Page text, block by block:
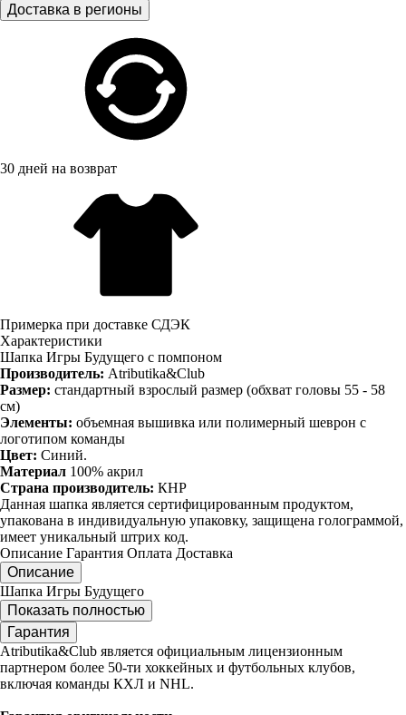
Доставка в регионы
30 дней на возврат
Примерка при доставке СДЭК
Характеристики
Шапка Игры Будущего с помпоном
Производитель: Atributika&Club
Размер: стандартный взрослый размер (обхват головы 55 - 58
см)
Элементы: объемная вышивка или полимерный шеврон с
логотипом команды
Цвет: Синий.
Материал 100% акрил
Страна производитель: КНР
Данная шапка является сертифицированным продуктом,
упакована в индивидуальную упаковку, защищена голограммой,
имеет уникальный штрих код.
Описание Гарантия Оплата Доставка
Описание
Шапка Игры Будущего
Показать полностью
Гарантия
Atributika&Club является официальным лицензионным
партнером более 50-ти хоккейных и футбольных клубов,
включая команды КХЛ и NHL.